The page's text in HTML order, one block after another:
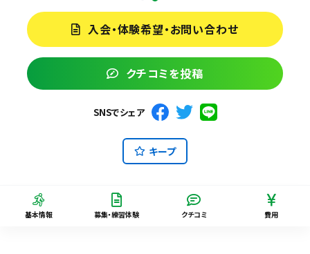
入会・体験希望・お問い合わせ
クチコミを投稿
SNSでシェア
キープ
基本情報 募集・練習体験 クチコミ 費用